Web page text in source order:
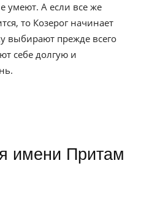
умеют. А если все же
то Козерог начинает
выбирают прежде всего
себе долгую и